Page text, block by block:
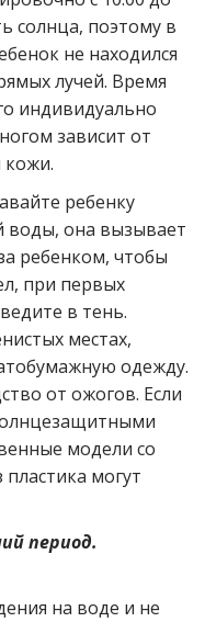
солнца, поэтому в
не находился
лучей. Время
индивидуально
зависит от
кожи.
ребенку
воды, она вызывает
ребенком, чтобы
при первых
в тень.
местах,
одежду.
от ожогов. Если
модели со
могут
период.
на воде и не